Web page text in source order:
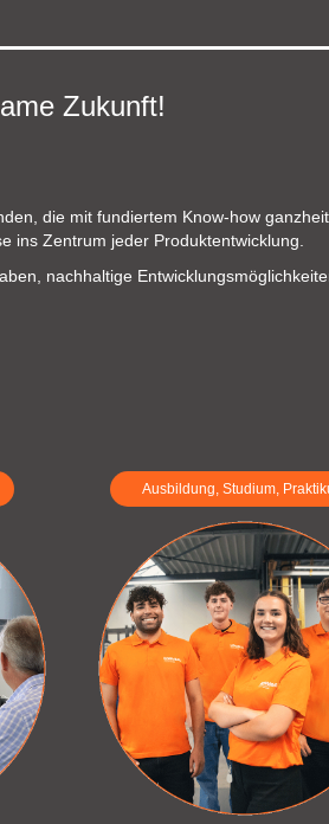
Zukunft!
die mit fundiertem Know-how
ins Zentrum jeder Produktentwicklung.
nachhaltige
Ausbildung, Studium,